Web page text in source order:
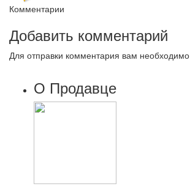
Комментарии
Добавить комментарий
Для отправки комментария вам необходимо
О Продавце